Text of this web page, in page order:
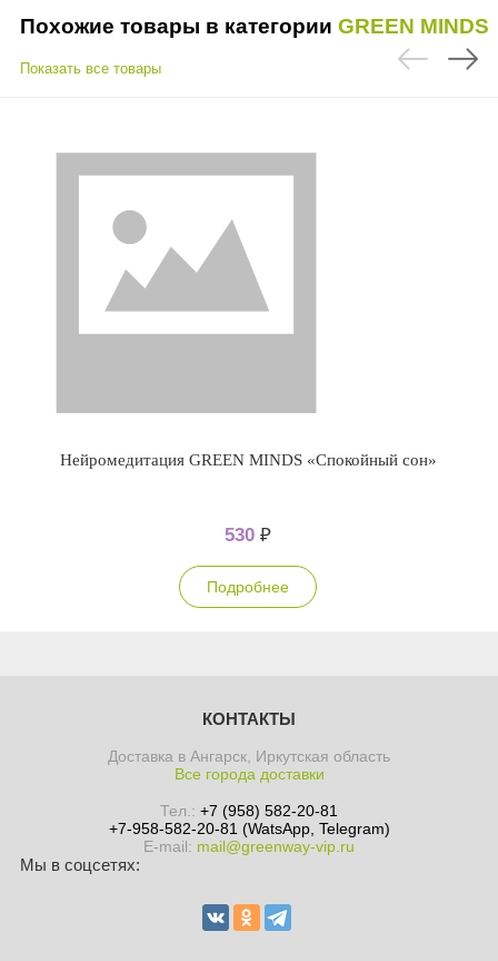
Похожие товары в категории GREEN MINDS
Показать все товары
Нейромедитация GREEN MINDS «Спокойный сон»
530 ₽
Подробнее
КОНТАКТЫ
Доставка в Ангарск, Иркутская область
Все города доставки
Тел.: +7 (958) 582-20-81
+7-958-582-20-81 (WatsApp, Telegram)
E-mail: mail@greenway-vip.ru
Мы в соцсетях: